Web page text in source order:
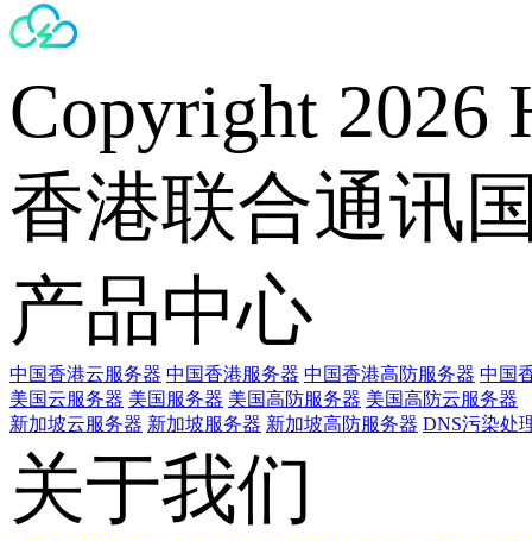
Copyright 2026
香港联合通讯
产品中心
中国香港云服务器 中国香港服务器 中国香港高防服务器 中国
美国云服务器 美国服务器 美国高防服务器 美国高防云服务器
新加坡云服务器 新加坡服务器 新加坡高防服务器 DNS污染处
关于我们